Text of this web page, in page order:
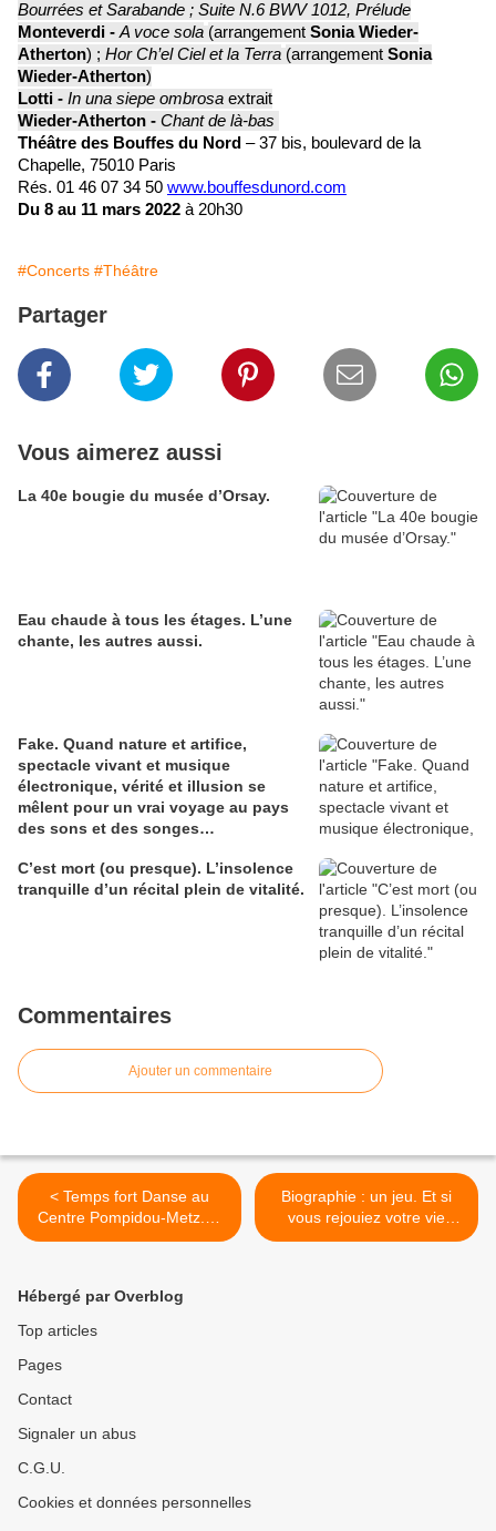
Bourrées et Sarabande ; Suite N.6 BWV 1012, Prélude
Monteverdi - A voce sola (arrangement Sonia Wieder-
Atherton) ; Hor Ch’el Ciel et la Terra (arrangement Sonia
Wieder-Atherton)
Lotti - In una siepe ombrosa extrait
Wieder-Atherton - Chant de là-bas
Théâtre des Bouffes du Nord – 37 bis, boulevard de la
Chapelle, 75010 Paris
Rés. 01 46 07 34 50 www.bouffesdunord.com
Du 8 au 11 mars 2022 à 20h30
#Concerts #Théâtre
Partager
Vous aimerez aussi
La 40e bougie du musée d’Orsay.
Eau chaude à tous les étages. L’une
chante, les autres aussi.
Fake. Quand nature et artifice,
spectacle vivant et musique
électronique, vérité et illusion se
mêlent pour un vrai voyage au pays
des sons et des songes…
C’est mort (ou presque). L’insolence
tranquille d’un récital plein de vitalité.
Commentaires
Ajouter un commentaire
< Temps fort Danse au
Centre Pompidou-Metz.20
danseurs pour le XXe siècle
Biographie : un jeu. Et si
vous rejouiez votre vie
autrement ? >
Hébergé par Overblog
Top articles
Pages
Contact
Signaler un abus
C.G.U.
Cookies et données personnelles